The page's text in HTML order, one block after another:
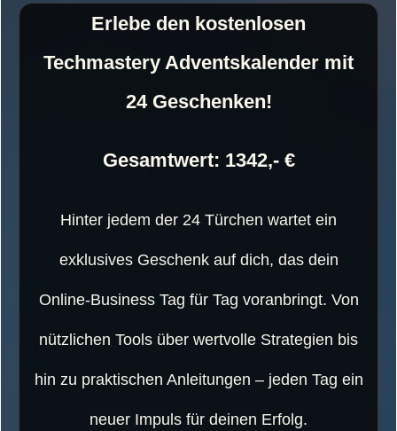
Erlebe den kostenlosen
Techmastery Adventskalender mit
24 Geschenken!
Gesamtwert: 1342,- €
Hinter jedem der 24 Türchen wartet ein
exklusives Geschenk auf dich, das dein
Online-Business Tag für Tag voranbringt. Von
nützlichen Tools über wertvolle Strategien bis
hin zu praktischen Anleitungen – jeden Tag ein
neuer Impuls für deinen Erfolg.